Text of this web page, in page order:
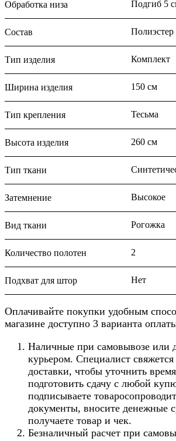
Обработка низа Подгиб 5
Состав Полиэстер
Тип изделия Комплект
Ширина изделия 150 см
Тип крепления Тесьма
Высота изделия 260 см
Тип ткани
Затемнение Высокое
Вид ткани Рогожка
Количество полотен 2
Подхват для штор Нет
Оплачивайте покупки удобным
магазине доступно 3 варианта
Наличные при самовывозе или
курьером. Специалист
доставки, чтобы уточнить
подготовить сдачу с любой
подписываете
документы, вносите денежные
получаете товар и чек.
Безналичный расчет при